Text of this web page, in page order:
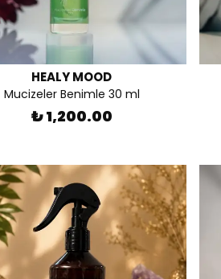
HEALY MOOD
Mucizeler Benimle 30 ml
₺ 1,200.00